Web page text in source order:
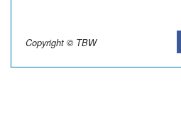
Copyright © TBW